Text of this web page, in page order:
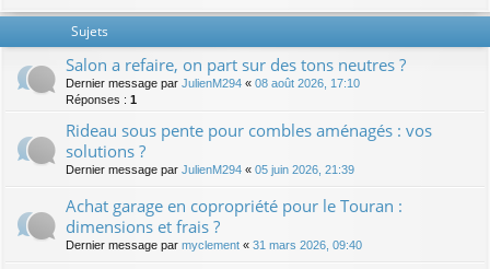
Sujets
Salon a refaire, on part sur des tons neutres ?
Dernier message par JulienM294 « 08 août 2026, 17:10
Réponses : 1
Rideau sous pente pour combles aménagés : vos
solutions ?
Dernier message par JulienM294 « 05 juin 2026, 21:39
Achat garage en copropriété pour le Touran :
dimensions et frais ?
Dernier message par myclement « 31 mars 2026, 09:40